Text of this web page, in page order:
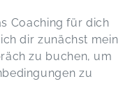
Coaching für dich
dir zunächst mein
zu buchen, um
zu